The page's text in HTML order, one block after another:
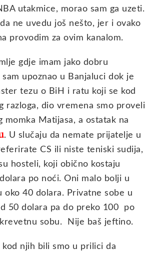
utakmice, morao sam ga uzeti.
ne uvedu još nešto, jer i ovako
provodim za ovim kanalom.
gdje imam jako dobru
upoznao u Banjaluci dok je
tezu o BiH i ratu koji se kod
razloga, dio vremena smo proveli
momka Matijasa, a ostatak na
. U slučaju da nemate prijatelje u
CS ili niste teniski sudija,
hosteli, koji obično kostaju
po noći. Oni malo bolji u
oko 40 dolara. Privatne sobe u
50 dolara pa do preko 100 po
sobu. Nije baš jeftino.
kod njih bili smo u prilici da